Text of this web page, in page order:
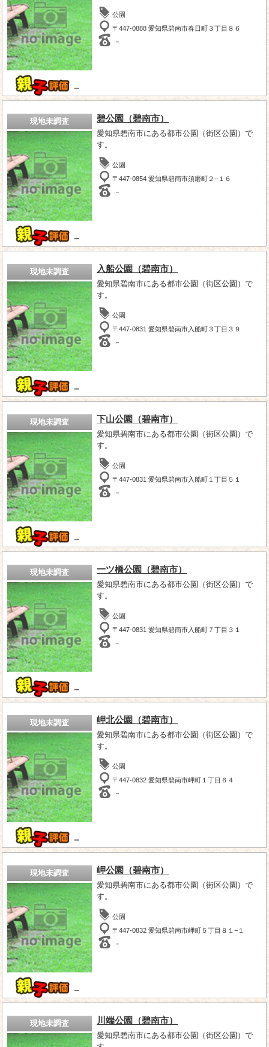
－
公園
〒447-0888 愛知県碧南市春日町３丁目８６
－
現地未調査
－
碧公園（碧南市）
愛知県碧南市にある都市公園（街区公園）で
す。
公園
〒447-0854 愛知県碧南市須磨町２−１６
－
現地未調査
－
入船公園（碧南市）
愛知県碧南市にある都市公園（街区公園）で
す。
公園
〒447-0831 愛知県碧南市入船町３丁目３９
－
現地未調査
－
下山公園（碧南市）
愛知県碧南市にある都市公園（街区公園）で
す。
公園
〒447-0831 愛知県碧南市入船町１丁目５１
－
現地未調査
－
一ツ橋公園（碧南市）
愛知県碧南市にある都市公園（街区公園）で
す。
公園
〒447-0831 愛知県碧南市入船町７丁目３１
－
現地未調査
－
岬北公園（碧南市）
愛知県碧南市にある都市公園（街区公園）で
す。
公園
〒447-0832 愛知県碧南市岬町１丁目６４
－
現地未調査
－
岬公園（碧南市）
愛知県碧南市にある都市公園（街区公園）で
す。
公園
〒447-0832 愛知県碧南市岬町５丁目８１−１
－
現地未調査 川端公園（碧南市）
愛知県碧南市にある都市公園（街区公園）で